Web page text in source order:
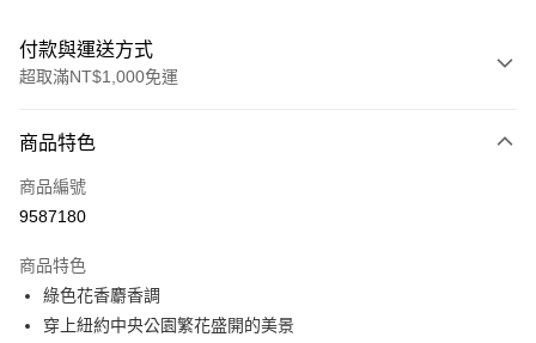
付款與運送方式
超取滿NT$1,000免運
信用卡一次付款
ATM付款
運送方式
付款後全家取貨
每筆NT$80，滿NT$1,000(含以上)免運費
商品特色
商品編號
9587180
商品特色
綠色花香麝香調
穿上紐約中央公園繁花盛開的美景